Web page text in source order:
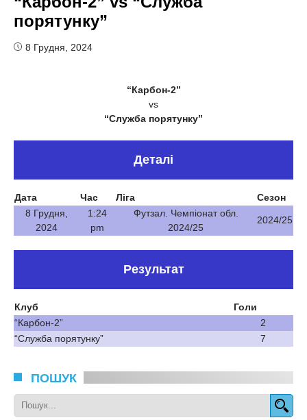
порятунку”
8 Грудня, 2024
“Карбон-2”
vs
“Служба порятунку”
Деталі
Дата Час Ліга
Сезон
8 Грудня,
2024
1:24
pm
Футзал. Чемпіонат обл.
2024/25
2024/25
Результат
Клуб
Голи
“Карбон-2”
2
“Служба порятунку”
7
ПОШУК